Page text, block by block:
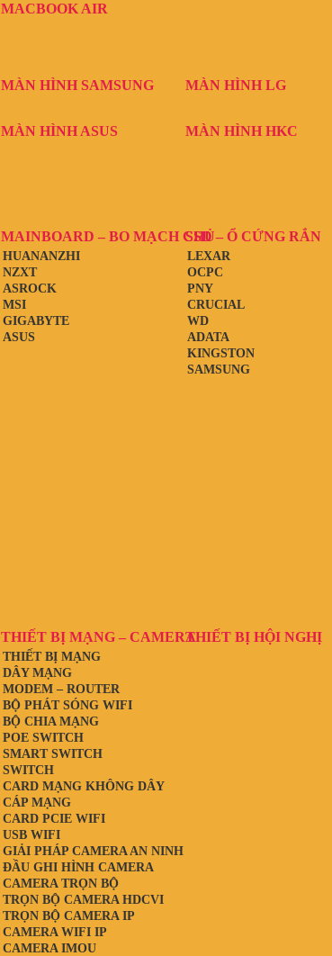
MACBOOK AIR
MÀN HÌNH SAMSUNG MÀN HÌNH LG
MÀN HÌNH ASUS
MÀN HÌNH HKC
MAINBOARD – BO MẠCH CHỦ
ASUS
GIGABYTE
MSI
ASROCK
NZXT
HUANANZHI
SSD – Ổ CỨNG RẮN
SAMSUNG
KINGSTON
ADATA
WD
CRUCIAL
PNY
OCPC
LEXAR
THIẾT BỊ MẠNG – CAMERA
GIẢI PHÁP CAMERA AN NINH
CAMERA WIFI IP
CAMERA IMOU
CAMERA TRỌN BỘ
TRỌN BỘ CAMERA IP
TRỌN BỘ CAMERA HDCVI
ĐẦU GHI HÌNH CAMERA
THIẾT BỊ MẠNG
CARD MẠNG KHÔNG DÂY
USB WIFI
CARD PCIE WIFI
CÁP MẠNG
BỘ CHIA MẠNG
SWITCH
SMART SWITCH
POE SWITCH
BỘ PHÁT SÓNG WIFI
MODEM – ROUTER
DÂY MẠNG
THIẾT BỊ HỘI NGHỊ